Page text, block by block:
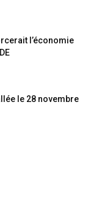
l’économie
le 28 novembre